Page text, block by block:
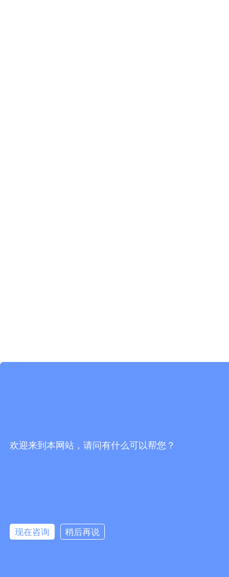
欢迎来到本网站，请问有什么可以帮您？
现在咨询 稍后再说